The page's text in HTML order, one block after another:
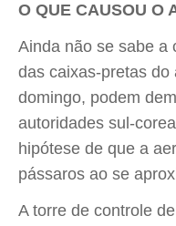
O QUE CAUSOU O
Ainda não se sabe a
das caixas-pretas
domingo, podem
autoridades sul-
hipótese de que a
pássaros ao se
A torre de controle